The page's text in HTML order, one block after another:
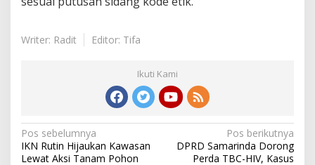
Writer: Radit Editor: Tifa
Ikuti Kami
Navigasi
pos
Pos sebelumnya
IKN Rutin Hijaukan Kawasan
Lewat Aksi Tanam Pohon
Pos berikutnya
DPRD Samarinda Dorong
Perda TBC-HIV, Kasus